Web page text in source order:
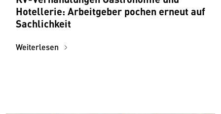
Hotellerie: Arbeitgeber pochen erneut auf
Sachlichkeit
Weiterlesen